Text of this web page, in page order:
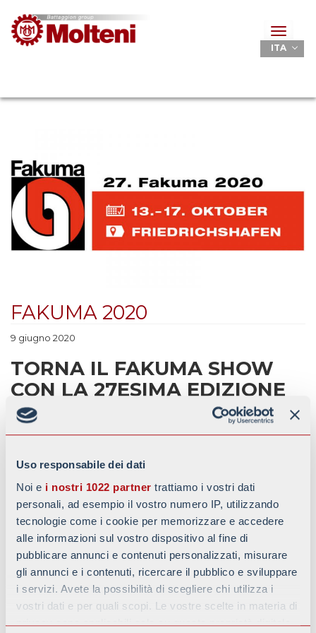
Uso responsabile dei dati
Noi e i nostri 1022 partner trattiamo i vostri dati
personali, ad esempio il vostro numero IP, utilizzando
tecnologie come i cookie per memorizzare e accedere
alle informazioni sul vostro dispositivo al fine di
pubblicare annunci e contenuti personalizzati, misurare
gli annunci e i contenuti, ricercare il pubblico e sviluppare
i servizi. Avete la possibilità di scegliere chi utilizza i
vostri dati e per quali scopi. Le vostre scelte in materia di
privacy sono applicabili solo su questa proprietà digitale
Toggle
ITA
FAKUMA 2020
9 giugno 2020
TORNA IL FAKUMA SHOW
CON LA 27ESIMA EDIZIONE
Dal 13 al 17 Ottobre torna la fiera
Fakuma2020 al Friedrichshafen
Exhibitioin Centre.
Ci Saremo anche noi alla più importante fiera in Europa per le tecnologie
impiegate nella lavorazione delle materie plastiche. Il gruppo
Battaggion sarà tra i 1900 exhibitors internazionali presenti allo Show,
con il suo stand dedicato al settore materie plastiche di Valtorta.
Saremo pronti a presentare ai visitatori le migliori tecnologie per la
miscelazione di polveri e granuli, proponendo soluzioni adeguate ad
ogni richiesta specifica. Al nostro stand sarete accolti dai nostri esperti
che risponderanno ad ogni domanda e vi mostreranno alcuni dei nostri
modelli presenti in fiera.
Il Gruppo Battaggion trova sempre la soluzione ideale per ogni tipo di